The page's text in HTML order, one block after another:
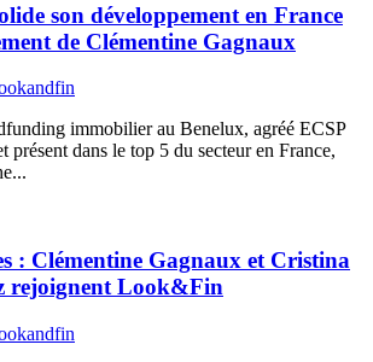
son développement en France
de Clémentine Gagnaux
immobilier au Benelux, agréé ECSP
présent dans le top 5 du secteur en France,
: Clémentine Gagnaux et Cristina
rejoignent Look&Fin